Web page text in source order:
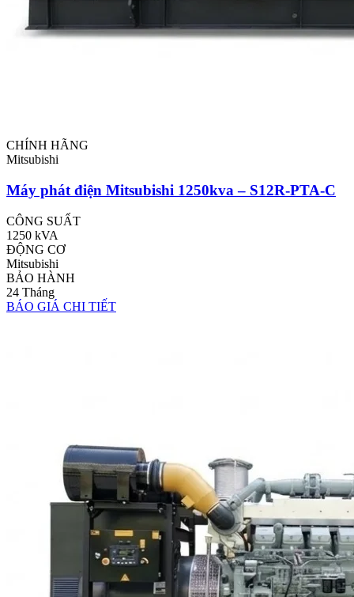
CHÍNH HÃNG
Mitsubishi
Máy phát điện Mitsubishi 1250kva – S12R-PTA-C
CÔNG SUẤT
1250 kVA
ĐỘNG CƠ
Mitsubishi
BẢO HÀNH
24 Tháng
BÁO GIÁ CHI TIẾT